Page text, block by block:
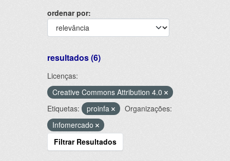
ordenar por
resultados (6)
Licenças:
Creative Commons Attribution 4.0
Etiquetas:
proinfa
Organizações:
Infomercado
Filtrar Resultados